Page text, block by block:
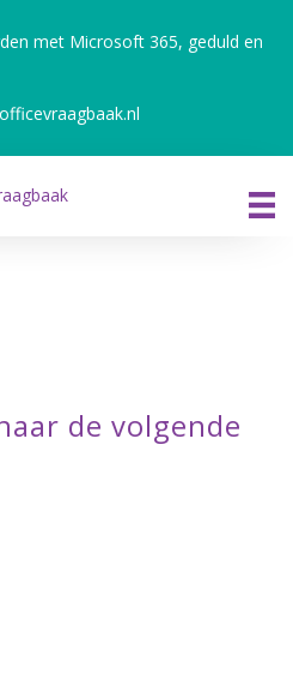
met Microsoft 365, geduld en
de volgende